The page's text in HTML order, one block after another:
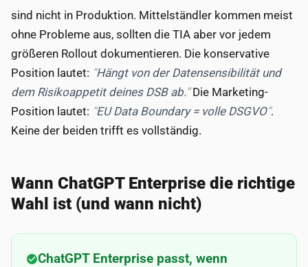
sind nicht in Produktion. Mittelständler kommen meist
ohne Probleme aus, sollten die TIA aber vor jedem
größeren Rollout dokumentieren. Die konservative
Position lautet: Hängt von der Datensensibilität und
dem Risikoappetit deines DSB ab. Die Marketing-
Position lautet: EU Data Boundary = volle DSGVO .
Keine der beiden trifft es vollständig.
Wann ChatGPT Enterprise die richtige
Wahl ist (und wann nicht)
ChatGPT Enterprise passt, wenn